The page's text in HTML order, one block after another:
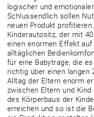
logischer und
Schlussendlich sollen
neuen Produkt
Kinderautositz, der mit
einen enormen Effekt
alltäglichen
für eine Babytrage, die
richtig über einen langen
Alltag der Eltern enorm
zwischen Eltern und
des Körperbaus der
erreichen und so ist die